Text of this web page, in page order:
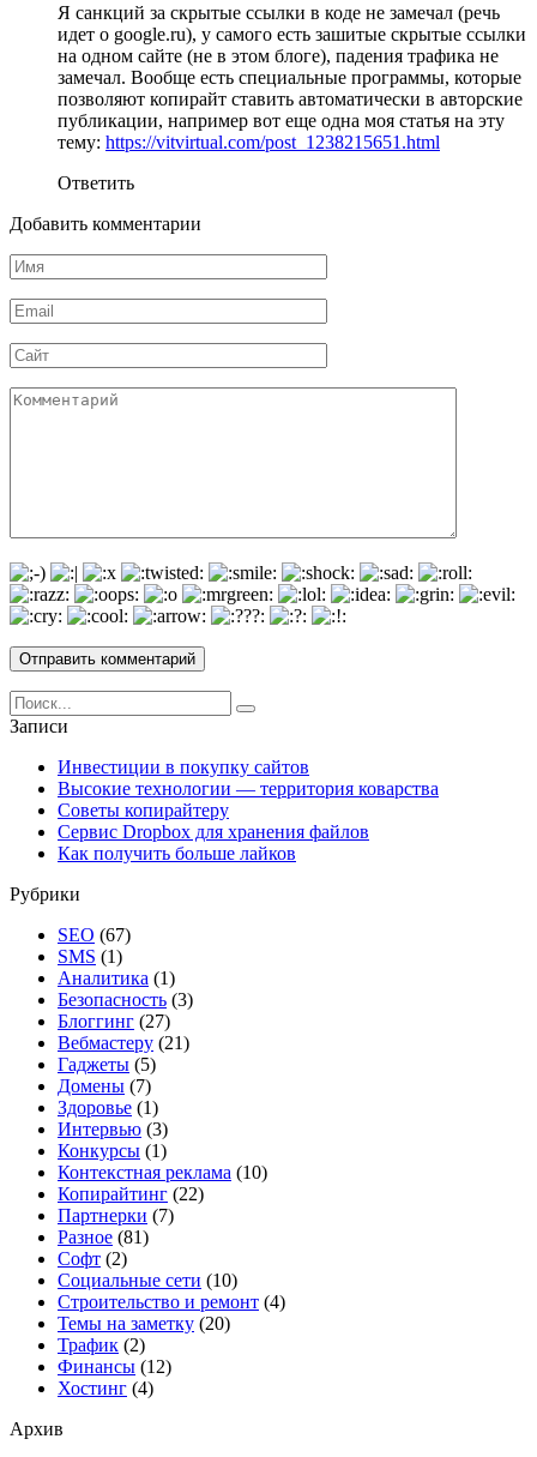
Я санкций за скрытые ссылки в коде не замечал (речь
идет о google.ru), у самого есть зашитые скрытые ссылки
на одном сайте (не в этом блоге), падения трафика не
замечал. Вообще есть специальные программы, которые
позволяют копирайт ставить автоматически в авторские
публикации, например вот еще одна моя статья на эту
тему: https://vitvirtual.com/post_1238215651.html
Ответить
Добавить комментарии
Имя
*
Email
*
Сайт
Комментарий
Search
for:
Записи
Инвестиции в покупку сайтов
Высокие технологии — территория коварства
Советы копирайтеру
Сервис Dropbox для хранения файлов
Как получить больше лайков
Рубрики
SEO (67)
SMS (1)
Аналитика (1)
Безопасность (3)
Блоггинг (27)
Вебмастеру (21)
Гаджеты (5)
Домены (7)
Здоровье (1)
Интервью (3)
Конкурсы (1)
Контекстная реклама (10)
Копирайтинг (22)
Партнерки (7)
Разное (81)
Софт (2)
Социальные сети (10)
Строительство и ремонт (4)
Темы на заметку (20)
Трафик (2)
Финансы (12)
Хостинг (4)
Архив